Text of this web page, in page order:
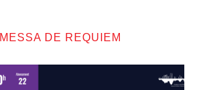
MESSA DE REQUIEM